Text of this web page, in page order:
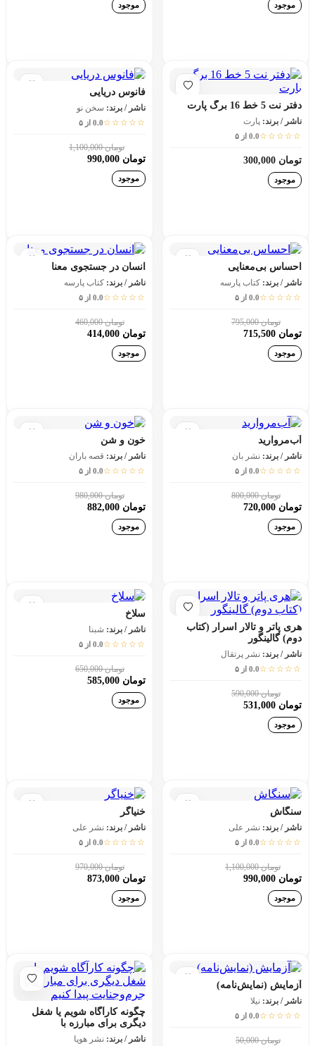
موجود موجود
دفتر نت 5 خط 16 برگ پارت
ناشر / برند: پارت
☆☆☆☆☆0.0 از ۵
تومان 300,000
موجود
فانوس دریایی
ناشر / برند: سخن نو
☆☆☆☆☆0.0 از ۵
تومان 1,100,000
تومان 990,000
موجود
احساس بی‌معنایی
ناشر / برند: کتاب پارسه
☆☆☆☆☆0.0 از ۵
تومان 795,000
تومان 715,500
موجود
انسان در جستجوی معنا
ناشر / برند: کتاب پارسه
☆☆☆☆☆0.0 از ۵
تومان 460,000
تومان 414,000
موجود
آب‌مروارید
ناشر / برند: نشر بان
☆☆☆☆☆0.0 از ۵
تومان 800,000
تومان 720,000
موجود
خون و شن
ناشر / برند: قصه باران
☆☆☆☆☆0.0 از ۵
تومان 980,000
تومان 882,000
موجود
هری‌ پاتر و تالار اسرار (کتاب
دوم) گالینگور
ناشر / برند: نشر پرتقال
☆☆☆☆☆0.0 از ۵
تومان 590,000
تومان 531,000
موجود
سلاخ
ناشر / برند: شبنا
☆☆☆☆☆0.0 از ۵
تومان 650,000
تومان 585,000
موجود
سنگاش
ناشر / برند: نشر علی
☆☆☆☆☆0.0 از ۵
تومان 1,100,000
تومان 990,000
موجود
خنیاگر
ناشر / برند: نشر علی
☆☆☆☆☆0.0 از ۵
تومان 970,000
تومان 873,000
موجود
آزمایش (نمایش‌نامه)
ناشر / برند: نیلا
☆☆☆☆☆0.0 از ۵
تومان 50,000
چگونه کارآگاه شویم یا شغل
دیگری برای مبارزه با
جرم‌وجنایت پیدا کنیم
ناشر / برند: نشر هوپا